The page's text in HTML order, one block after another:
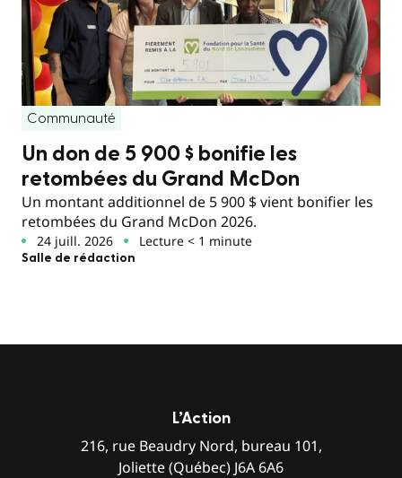
Communauté
Un don de 5 900 $ bonifie les
retombées du Grand McDon
Un montant additionnel de 5 900 $ vient bonifier les
retombées du Grand McDon 2026.
24 juill. 2026 Lecture < 1 minute
Salle de rédaction
L’Action
216, rue Beaudry Nord, bureau 101,
Joliette (Québec) J6A 6A6